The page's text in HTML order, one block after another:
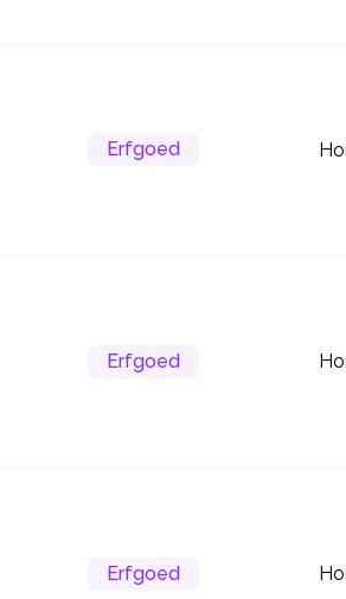
Erfgoed
Erfgoed
Erfgoed